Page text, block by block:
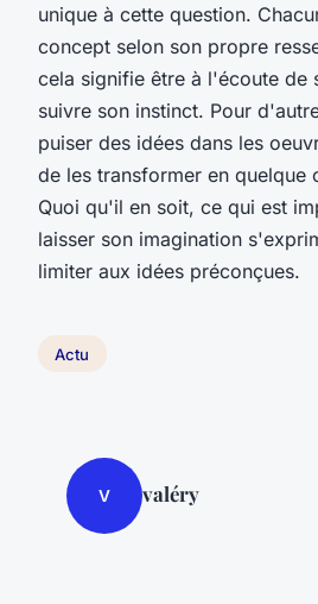
unique à cette question.
concept selon son propre
cela signifie être à l'écoute de
suivre son instinct. Pour
puiser des idées dans les
de les transformer en quelque
Quoi qu'il en soit, ce qui est
laisser son imagination
limiter aux idées préconçues.
Actu
V valéry